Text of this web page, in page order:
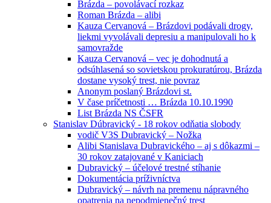
Brázda – povolávací rozkaz
Roman Brázda – alibi
Kauza Cervanová – Brázdovi podávali drogy,
liekmi vyvolávali depresiu a manipulovali ho k
samovražde
Kauza Cervanová – vec je dohodnutá a
odsúhlasená so sovietskou prokuratúrou, Brázda
dostane vysoký trest, nie povraz
Anonym poslaný Brázdovi st.
V čase príčetnosti … Brázda 10.10.1990
List Brázda NS ČSFR
Stanislav Dúbravický - 18 rokov odňatia slobody
vodič V3S Dubravický – Nožka
Alibi Stanislava Dubravického – aj s dôkazmi –
30 rokov zatajované v Kaniciach
Dubravický – účelové trestné stíhanie
Dokumentácia príživníctva
Dubravický – návrh na premenu nápravného
opatrenia na nepodmienečný trest